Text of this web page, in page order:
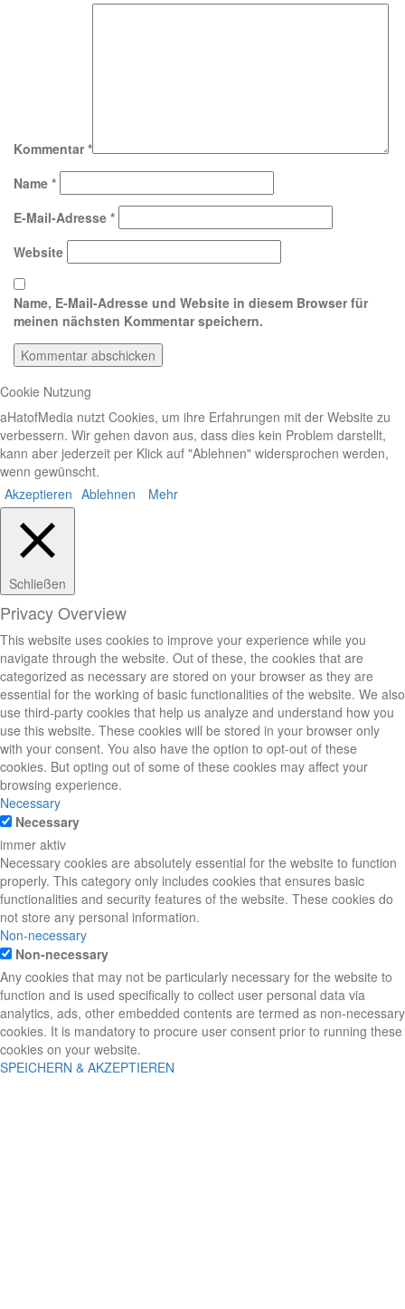
Kommentar*
Name *
E-Mail-Adresse *
Website
Name, E-Mail-Adresse und Website in diesem Browser für
meinen nächsten Kommentar speichern.
Cookie Nutzung
aHatofMedia nutzt Cookies, um ihre Erfahrungen mit der Website zu
verbessern. Wir gehen davon aus, dass dies kein Problem darstellt,
kann aber jederzeit per Klick auf "Ablehnen" widersprochen werden,
wenn gewünscht.
Akzeptieren Ablehnen Mehr
Schließen
Privacy Overview
This website uses cookies to improve your experience while you
navigate through the website. Out of these, the cookies that are
categorized as necessary are stored on your browser as they are
essential for the working of basic functionalities of the website. We also
use third-party cookies that help us analyze and understand how you
use this website. These cookies will be stored in your browser only
with your consent. You also have the option to opt-out of these
cookies. But opting out of some of these cookies may affect your
browsing experience.
Necessary
Necessary
immer aktiv
Necessary cookies are absolutely essential for the website to function
properly. This category only includes cookies that ensures basic
functionalities and security features of the website. These cookies do
not store any personal information.
Non-necessary
Non-necessary
Any cookies that may not be particularly necessary for the website to
function and is used specifically to collect user personal data via
analytics, ads, other embedded contents are termed as non-necessary
cookies. It is mandatory to procure user consent prior to running these
cookies on your website.
SPEICHERN & AKZEPTIEREN